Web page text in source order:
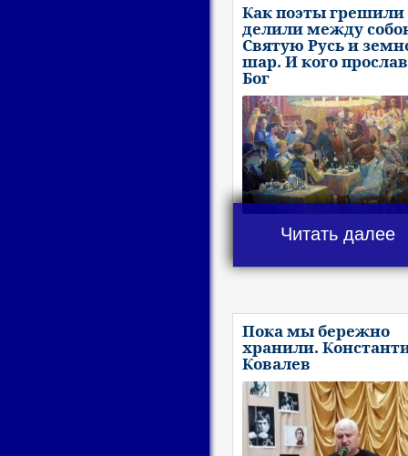
Как поэты грешили
делили между
Святую Русь и
шар. И кого
Бог
Читать далее
Пока мы бережно
хранили.
Ковалев